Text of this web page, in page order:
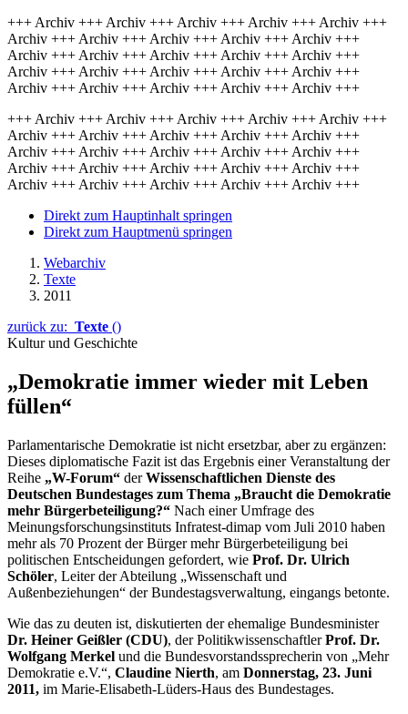
+++ Archiv +++ Archiv +++ Archiv +++ Archiv +++ Archiv +++
Archiv +++ Archiv +++ Archiv +++ Archiv +++ Archiv +++
Archiv +++ Archiv +++ Archiv +++ Archiv +++ Archiv +++
Archiv +++ Archiv +++ Archiv +++ Archiv +++ Archiv +++
Archiv +++ Archiv +++ Archiv +++ Archiv +++ Archiv +++
+++ Archiv +++ Archiv +++ Archiv +++ Archiv +++ Archiv +++
Archiv +++ Archiv +++ Archiv +++ Archiv +++ Archiv +++
Archiv +++ Archiv +++ Archiv +++ Archiv +++ Archiv +++
Archiv +++ Archiv +++ Archiv +++ Archiv +++ Archiv +++
Archiv +++ Archiv +++ Archiv +++ Archiv +++ Archiv +++
Direkt zum Hauptinhalt springen
Direkt zum Hauptmenü springen
Webarchiv
Texte
2011
zurück zu: Texte ()
Kultur und Geschichte
„Demokratie immer wieder mit Leben
füllen“
Parlamentarische Demokratie ist nicht ersetzbar, aber zu ergänzen:
Dieses diplomatische Fazit ist das Ergebnis einer Veranstaltung der
Reihe „W-Forum“ derWissenschaftlichen Dienste des
Deutschen Bundestages zum Thema „Braucht die Demokratie
mehr Bürgerbeteiligung?“ Nach einer Umfrage des
Meinungsforschungsinstituts Infratest-dimap vom Juli 2010 haben
mehr als 70 Prozent der Bürger mehr Bürgerbeteiligung bei
politischen Entscheidungen gefordert, wie Prof. Dr. Ulrich
Schöler, Leiter der Abteilung „Wissenschaft und
Außenbeziehungen“ der Bundestagsverwaltung, eingangs betonte.
Wie das zu deuten ist, diskutierten der ehemalige Bundesminister
Dr. Heiner Geißler (CDU), der PolitikwissenschaftlerProf. Dr.
Wolfgang Merkel und die Bundesvorstandssprecherin von „Mehr
Demokratie e.V.“, Claudine Nierth, am Donnerstag, 23. Juni
2011, im Marie-Elisabeth-Lüders-Haus des Bundestages.